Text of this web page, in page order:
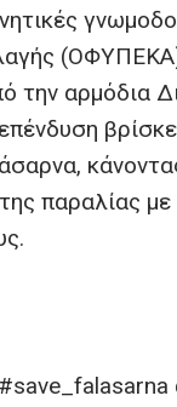
την αρμόδια
παραλίας